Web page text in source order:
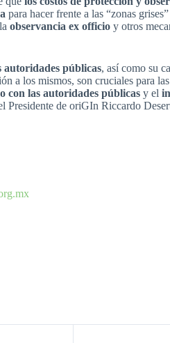
para hacer frente a las “zonas
laobservancia ex officio y otros
autoridades públicas, así como su
a los mismos, son cruciales para
con las autoridades públicas y el
Presidente de oriGIn Riccardo